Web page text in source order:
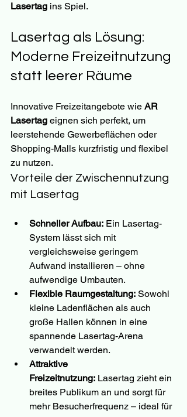
Lasertag ins Spiel.
Lasertag als Lösung:
Moderne Freizeitnutzung
statt leerer Räume
Innovative Freizeitangebote wie AR
Lasertag eignen sich perfekt, um
leerstehende Gewerbeflächen oder
Shopping-Malls kurzfristig und flexibel
zu nutzen.
Vorteile der Zwischennutzung
mit Lasertag
Schneller Aufbau: Ein Lasertag-
System lässt sich mit
vergleichsweise geringem
Aufwand installieren – ohne
aufwendige Umbauten.
Flexible Raumgestaltung: Sowohl
kleine Ladenflächen als auch
große Hallen können in eine
spannende Lasertag-Arena
verwandelt werden.
Attraktive
Freizeitnutzung: Lasertag zieht ein
breites Publikum an und sorgt für
mehr Besucherfrequenz – ideal für